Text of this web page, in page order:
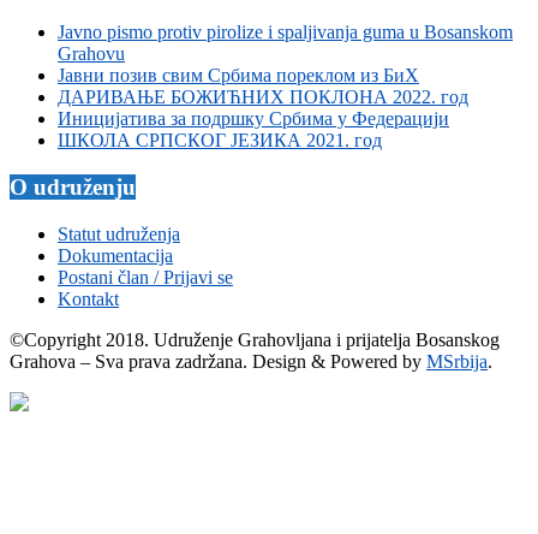
Javno pismo protiv pirolize i spaljivanja guma u Bosanskom
Grahovu
Јавни позив свим Србима пореклом из БиХ
ДАРИВАЊЕ БОЖИЋНИХ ПОКЛОНА 2022. год
Иницијатива за подршку Србима у Федерацији
ШКОЛА СРПСКОГ ЈЕЗИКА 2021. год
O udruženju
Statut udruženja
Dokumentacija
Postani član / Prijavi se
Kontakt
©Copyright 2018. Udruženje Grahovljana i prijatelja Bosanskog
Grahova – Sva prava zadržana. Design & Powered by MSrbija.